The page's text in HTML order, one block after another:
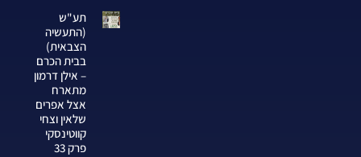
תע"ש
(התעשיה
הצבאית)
בבית הכרם
– אילן דרמון
מתארח
אצל אפרים
שלאין וצחי
קווטינסקי
פרק 33